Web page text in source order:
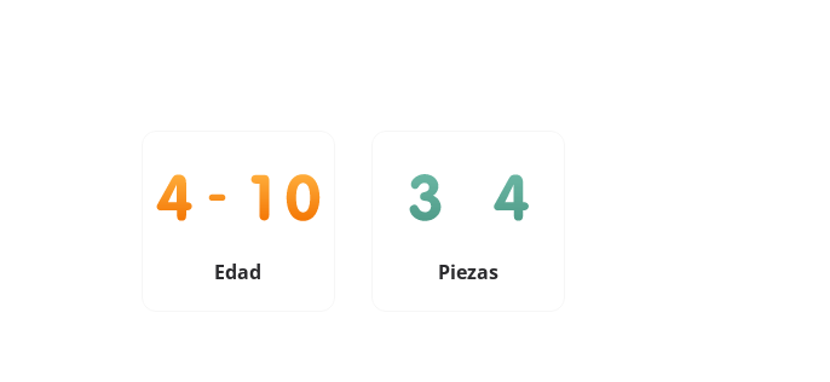
Edad Piezas